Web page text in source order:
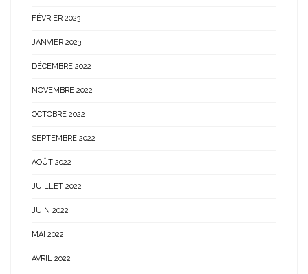
FÉVRIER 2023
JANVIER 2023
DÉCEMBRE 2022
NOVEMBRE 2022
OCTOBRE 2022
SEPTEMBRE 2022
AOÛT 2022
JUILLET 2022
JUIN 2022
MAI 2022
AVRIL 2022